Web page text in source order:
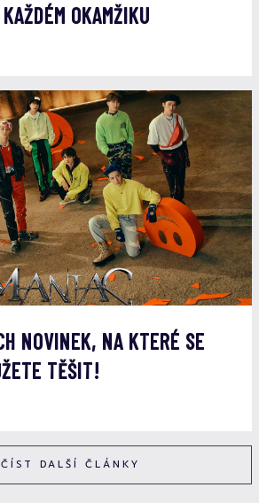
OKAMŽIKU
NOVINEK, NA KTERÉ SE
TĚŠIT!
DALŠÍ ČLÁNKY